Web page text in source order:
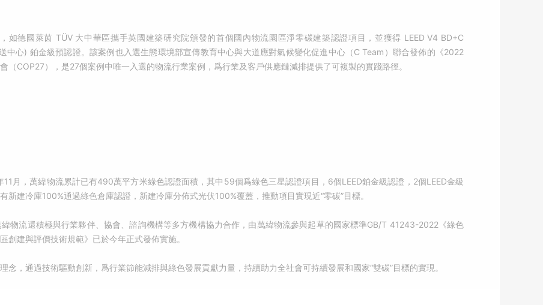
如德國萊茵 TÜV 大中華區攜手英國建築研究院頒發的首個國內物流園區淨零碳建築認證項目，並獲得 LEED V4 BD+C
心) 鉑金級預認證。該案例也入選生態環境部宣傳教育中心與大道應對氣候變化促進中心（C Team）聯合發佈的《2022
（COP27），是27個案例中唯一入選的物流行業案例，爲行業及客戶供應鏈減排提供了可複製的實踐路徑。
月，萬緯物流累計已有490萬平方米綠色認證面積，其中59個爲綠色三星認證項目，6個LEED鉑金級認證，2個LEED金級
建冷庫100%通過綠色倉庫認證，新建冷庫分佈式光伏100%覆蓋，推動項目實現近“零碳”目標。
物流還積極與行業夥伴、協會、諮詢機構等多方機構協力合作，由萬緯物流參與起草的國家標準GB/T 41243-2022《綠色
創建與評價技術規範》已於今年正式發佈實施。
念，通過技術驅動創新，爲行業節能減排與綠色發展貢獻力量，持續助力全社會可持續發展和國家“雙碳”目標的實現。